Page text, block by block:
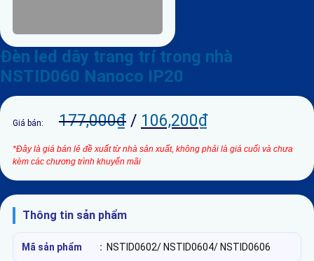
Đèn led dây trang trí trong nhà
NSTID060 Nanoco IP20
Giá bán: 177,000₫ / 106,200₫
*Đây là giá bán lẻ đề xuất từ nhà sản xuất, không phải là giá cuối và chưa
kèm các chương trình khuyến mãi
Thông tin sản phẩm
Mã sản phẩm : NSTID0602/ NSTID0604/ NSTID0606